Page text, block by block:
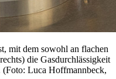
mit dem sowohl an flachen
die Gasdurchlässigkeit
Luca Hoffmannbeck,